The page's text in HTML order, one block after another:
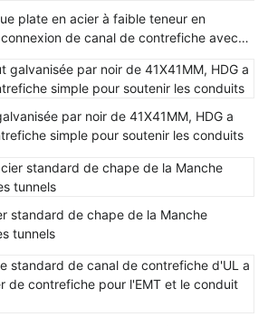
plate en acier à faible teneur en
de canal de contrefiche avec
par noir de 41X41MM, HDG a
simple pour soutenir les conduits
standard de chape de la Manche
tunnels